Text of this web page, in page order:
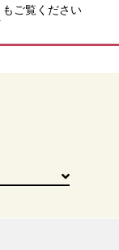
もご覧ください